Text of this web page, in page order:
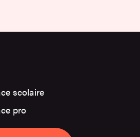
scolaire
pro